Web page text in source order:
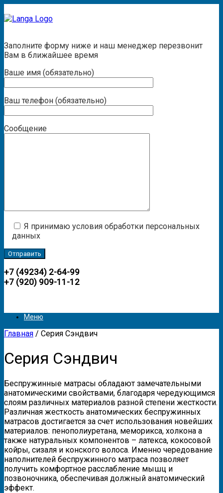
Заполните форму ниже и наш менеджер перезвонит
Вам в ближайшее время
Ваше имя (обязательно)
Ваш телефон (обязательно)
Сообщение
Я принимаю условия обработки персональных
данных
+7 (49234) 2-64-99
+7 (920) 909-11-12
Меню
Главная / Серия Сэндвич
Серия Сэндвич
Беспружинные матрасы обладают замечательными
анатомическими свойствами, благодаря чередующимся
слоям различных материалов разной степени жесткости.
Различная жесткость анатомических беспружинных
матрасов достигается за счет использования новейших
материалов: пенополиуретана, меморикса, холкона а
также натуральных компонентов – латекса, кокосовой
койры, сизаля и конского волоса. Именно чередование
наполнителей беспружинного матраса позволяет
получить комфортное расслабление мышц и
позвоночника, обеспечивая должный анатомический
эффект.